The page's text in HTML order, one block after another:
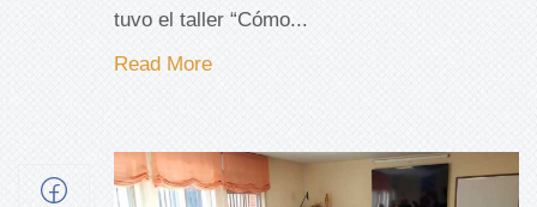
tuvo el taller “Cómo...
Read More